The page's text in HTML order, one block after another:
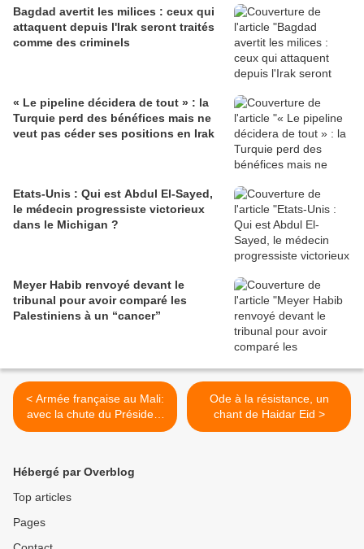
Bagdad avertit les milices : ceux qui
attaquent depuis l'Irak seront traités
comme des criminels
« Le pipeline décidera de tout » : la
Turquie perd des bénéfices mais ne
veut pas céder ses positions en Irak
Etats-Unis : Qui est Abdul El-Sayed,
le médecin progressiste victorieux
dans le Michigan ?
Meyer Habib renvoyé devant le
tribunal pour avoir comparé les
Palestiniens à un “cancer”
< Armée française au Mali:
avec la chute du Président
IBK, «nous n’avons plus de
Ode à la résistance, un
chant de Haidar Eid >
Hébergé par Overblog
Top articles
Pages